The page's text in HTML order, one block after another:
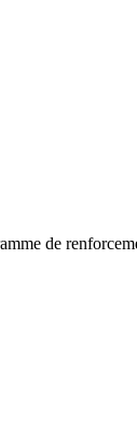
de